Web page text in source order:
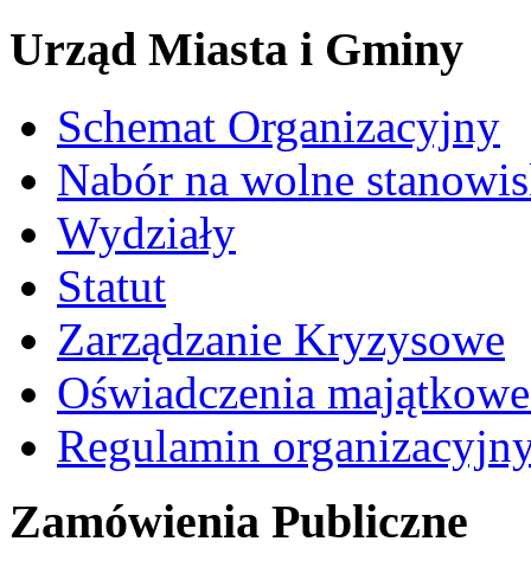
Urząd Miasta i Gminy
Schemat Organizacyjny
Nabór na wolne
Wydziały
Statut
Zarządzanie Kryzysowe
Oświadczenia
Regulamin
Zamówienia Publiczne